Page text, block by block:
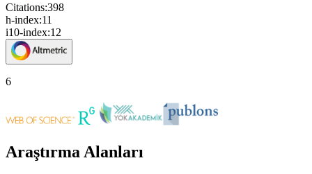
Citations:398
h-index:11
i10-index:12
6
Araştırma Alanları